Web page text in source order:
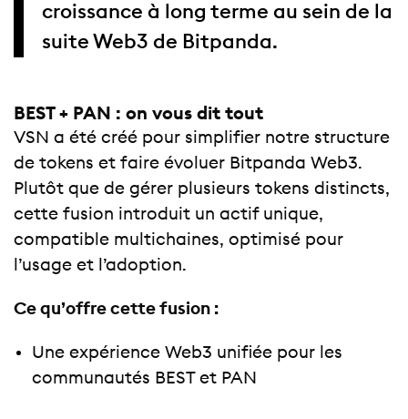
croissance à long terme au sein de la
suite Web3 de Bitpanda.
BEST + PAN : on vous dit tout
VSN a été créé pour simplifier notre structure
de tokens et faire évoluer Bitpanda Web3.
Plutôt que de gérer plusieurs tokens distincts,
cette fusion introduit un actif unique,
compatible multichaines, optimisé pour
l’usage et l’adoption.
Ce qu’offre cette fusion :
Une expérience Web3 unifiée pour les
communautés BEST et PAN